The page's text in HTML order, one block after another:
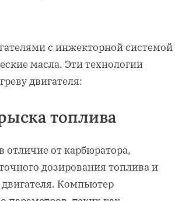
с инжекторной системой
масла. Эти технологии
двигателя:
топлива
от карбюратора,
дозирования топлива и
Компьютер